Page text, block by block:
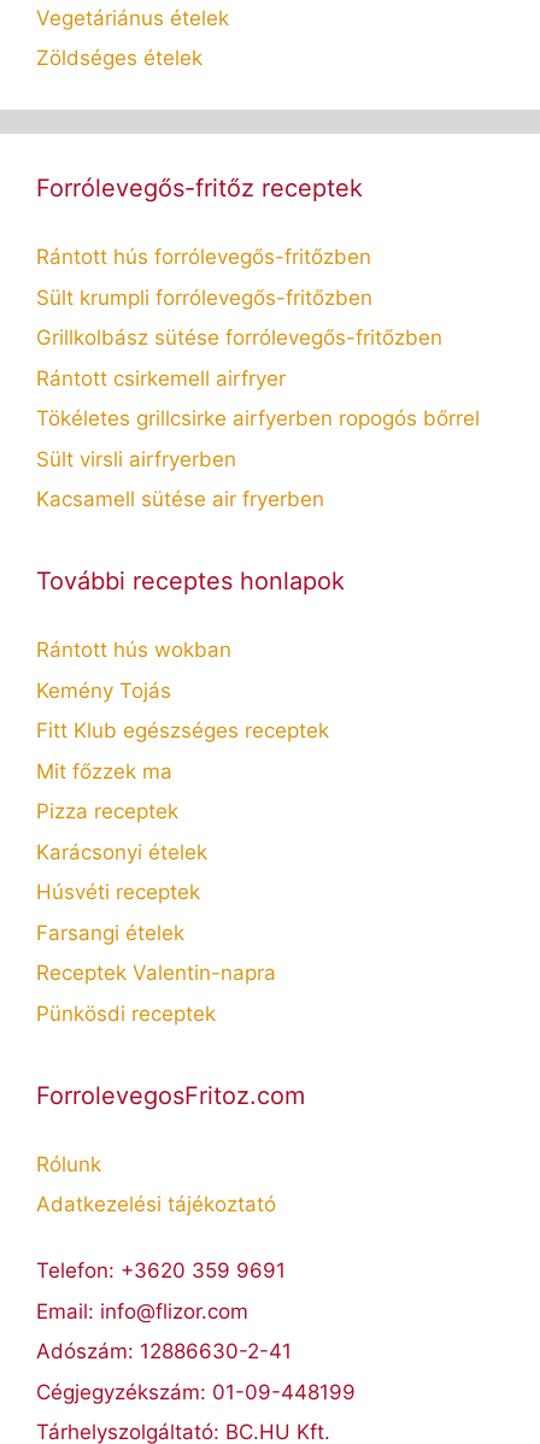
Vegetáriánus ételek
Zöldséges ételek
Forrólevegős-fritőz receptek
Rántott hús forrólevegős-fritőzben
Sült krumpli forrólevegős-fritőzben
Grillkolbász sütése forrólevegős-fritőzben
Rántott csirkemell airfryer
Tökéletes grillcsirke airfyerben ropogós bőrrel
Sült virsli airfryerben
Kacsamell sütése air fryerben
További receptes honlapok
Rántott hús wokban
Kemény Tojás
Fitt Klub egészséges receptek
Mit főzzek ma
Pizza receptek
Karácsonyi ételek
Húsvéti receptek
Farsangi ételek
Receptek Valentin-napra
Pünkösdi receptek
ForrolevegosFritoz.com
Rólunk
Adatkezelési tájékoztató
Telefon: +3620 359 9691
Email: info@flizor.com
Adószám: 12886630-2-41
Cégjegyzékszám: 01-09-448199
Tárhelyszolgáltató: BC.HU Kft.